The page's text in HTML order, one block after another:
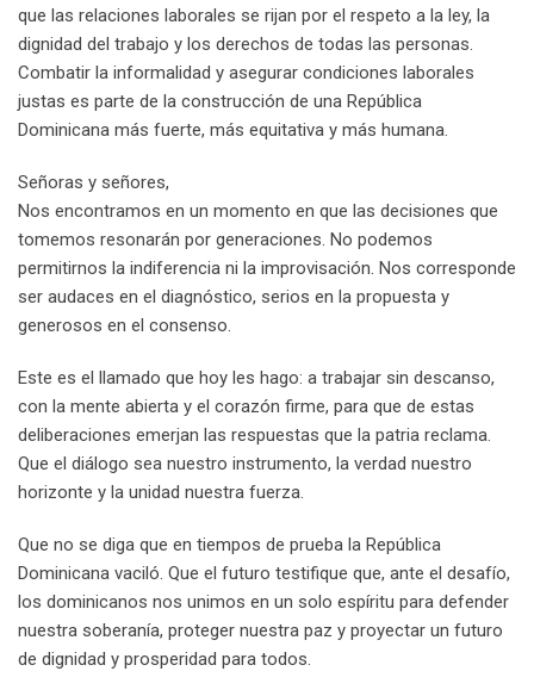
que las relaciones laborales se rijan por el respeto a la ley, la
dignidad del trabajo y los derechos de todas las personas.
Combatir la informalidad y asegurar condiciones laborales
justas es parte de la construcción de una República
Dominicana más fuerte, más equitativa y más humana.
Señoras y señores,
Nos encontramos en un momento en que las decisiones que
tomemos resonarán por generaciones. No podemos
permitirnos la indiferencia ni la improvisación. Nos corresponde
ser audaces en el diagnóstico, serios en la propuesta y
generosos en el consenso.
Este es el llamado que hoy les hago: a trabajar sin descanso,
con la mente abierta y el corazón firme, para que de estas
deliberaciones emerjan las respuestas que la patria reclama.
Que el diálogo sea nuestro instrumento, la verdad nuestro
horizonte y la unidad nuestra fuerza.
Que no se diga que en tiempos de prueba la República
Dominicana vaciló. Que el futuro testifique que, ante el desafío,
los dominicanos nos unimos en un solo espíritu para defender
nuestra soberanía, proteger nuestra paz y proyectar un futuro
de dignidad y prosperidad para todos.